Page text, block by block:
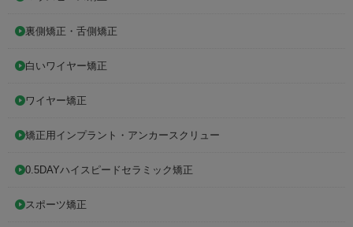
裏側矯正・舌側矯正
白いワイヤー矯正
ワイヤー矯正
矯正用インプラント・アンカースクリュー
0.5DAYハイスピードセラミック矯正
スポーツ矯正